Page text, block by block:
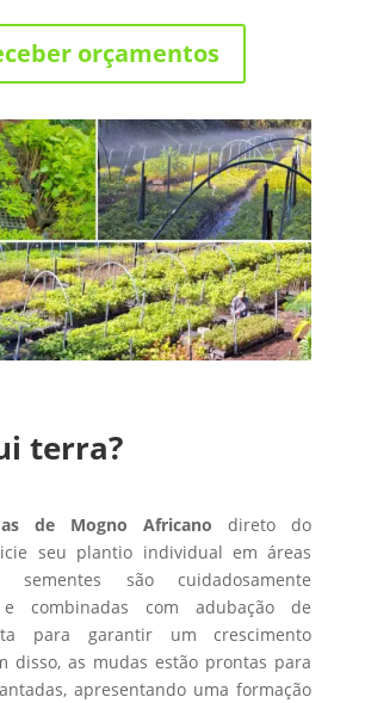
orçamentos
terra?
de Mogno Africano direto do
seu plantio individual em áreas
sementes são cuidadosamente
e combinadas com adubação de
para garantir um crescimento
disso, as mudas estão prontas para
apresentando uma formação